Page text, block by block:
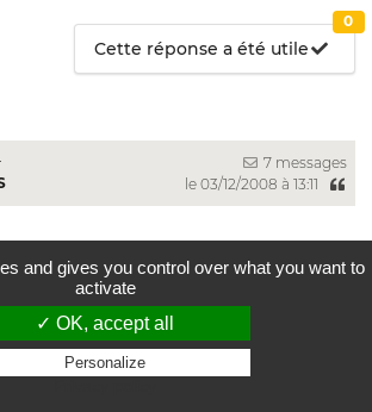
Cette réponse a été utile
0
7 messages
le 03/12/2008 à 13:11
l’impératif de sécurité juridique
ne soit pas porté une atteinte
relations contractuelles en cours et
des actions en justice ayant le
and gives you control over what you want to
activate
✓ OK, accept all
Personalize